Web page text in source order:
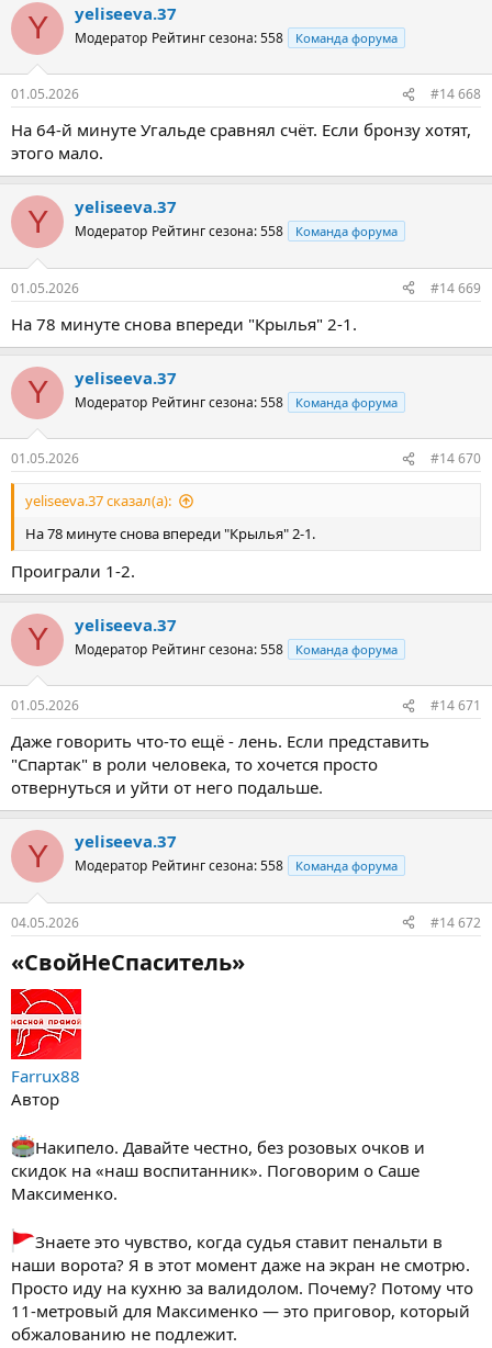
Y yeliseeva.37
Модератор Рейтинг сезона: 558 Команда форума
01.05.2026 #14 668
На 64-й минуте Угальде сравнял счёт. Если бронзу хотят,
этого мало.
Y yeliseeva.37
Модератор Рейтинг сезона: 558 Команда форума
01.05.2026 #14 669
На 78 минуте снова впереди "Крылья" 2-1.
Y yeliseeva.37
Модератор Рейтинг сезона: 558 Команда форума
01.05.2026 #14 670
yeliseeva.37 сказал(а):
На 78 минуте снова впереди "Крылья" 2-1.
Проиграли 1-2.
Y yeliseeva.37
Модератор Рейтинг сезона: 558 Команда форума
01.05.2026 #14 671
Даже говорить что-то ещё - лень. Если представить
"Спартак" в роли человека, то хочется просто
отвернуться и уйти от него подальше.
Y yeliseeva.37
Модератор Рейтинг сезона: 558 Команда форума
04.05.2026 #14 672
«СвойНеСпаситель»​
Farrux88
Автор
Накипело. Давайте честно, без розовых очков и
скидок на «наш воспитанник». Поговорим о Саше
Максименко.
Знаете это чувство, когда судья ставит пенальти в
наши ворота? Я в этот момент даже на экран не смотрю.
Просто иду на кухню за валидолом. Почему? Потому что
11-метровый для Максименко — это приговор, который
обжалованию не подлежит.